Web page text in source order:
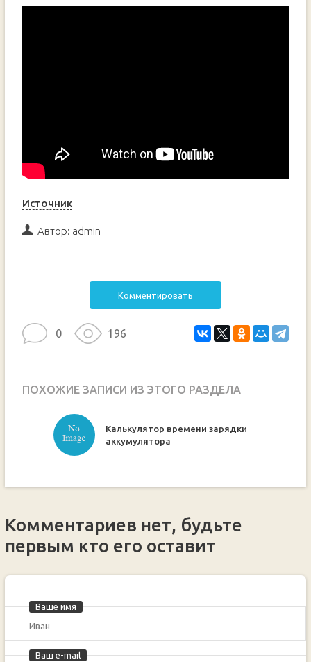
Источник
Автор: admin
Комментировать
0 196
ПОХОЖИЕ ЗАПИСИ ИЗ ЭТОГО РАЗДЕЛА
Калькулятор времени зарядки
аккумулятора
Комментариев нет, будьте
первым кто его оставит
Ваше имя
Ваш e-mail